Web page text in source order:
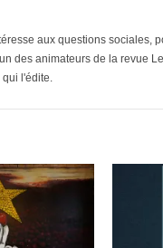
aux questions sociales,
des animateurs de la revue
l'édite.